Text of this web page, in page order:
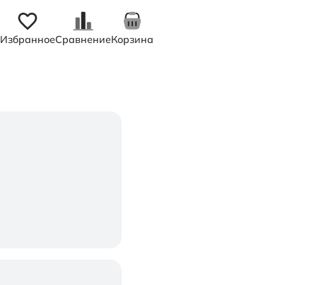
ИзбранноеСравнениеКорзина